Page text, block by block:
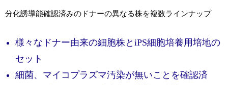
リアルタイムPCR（qPCR）
サンプル請求
テクニカルサポートライン
リアルタイムPCR （インターカレーター法）
プライマー検索・注文
リアルタイムPCR（プローブ法）
機器ソフトウェア・ベクター配列ダウンロード
分化誘導能確認済みのドナーの異なる株を複数ラインナップ
様々なドナー由来の細胞株とiPS細胞培養用培地の
セット
細菌、マイコプラズマ汚染が無いことを確認済